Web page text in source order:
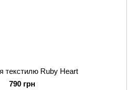
текстилю Ruby Heart
790 грн